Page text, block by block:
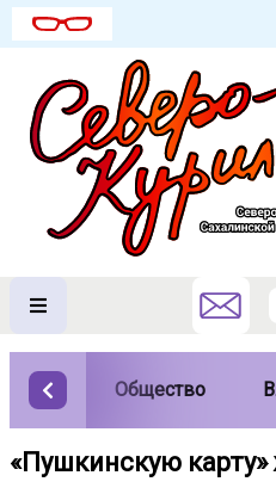
Общество
«Пушкинскую